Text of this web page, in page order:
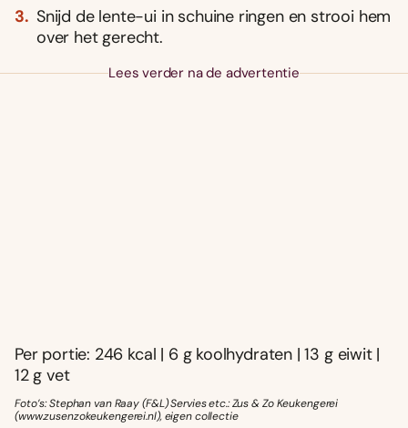
Snijd de lente-ui in schuine ringen en strooi hem
over het gerecht.
Lees verder na de advertentie
Per portie: 246 kcal | 6 g koolhydraten | 13 g eiwit |
12 g vet
Foto’s: Stephan van Raay (F&L) Servies etc.: Zus & Zo Keukengerei
(www.zusenzokeukengerei.nl), eigen collectie